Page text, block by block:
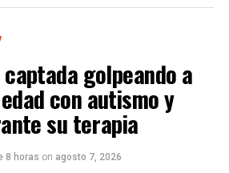
golpeando a
con autismo y
su terapia
8 horas on agosto 7, 2026